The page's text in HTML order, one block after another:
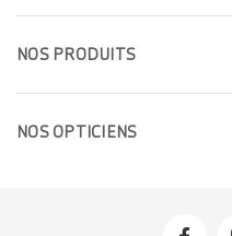
Prendre rendez-vous
Trouver un magasin
Carrière
NOS PRODUITS
Lunettes de vue
Lunettes de soleil
NOS OPTICIENS